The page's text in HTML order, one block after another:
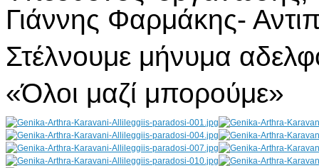
Γιάννης Φαρμάκης-
Στέλνουμε μήνυμα
«Όλοι μαζί μπορούμε»